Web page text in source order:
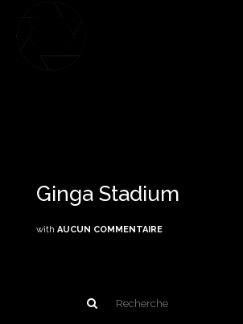
Ginga Stadium
with AUCUN COMMENTAIRE